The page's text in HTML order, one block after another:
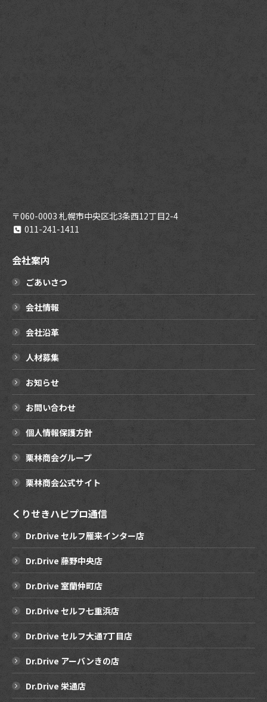
〒060-0003 札幌市中央区北3条西12丁目2-4
011-241-1411
会社案内
ごあいさつ
会社情報
会社沿革
人材募集
お知らせ
お問い合わせ
個人情報保護方針
栗林商会グループ
栗林商会公式サイト
くりせきハピプロ通信
Dr.Drive セルフ雁来インター店
Dr.Drive 藤野中央店
Dr.Drive 室蘭仲町店
Dr.Drive セルフ七重浜店
Dr.Drive セルフ大通7丁目店
Dr.Drive アーバンきの店
Dr.Drive 栄通店